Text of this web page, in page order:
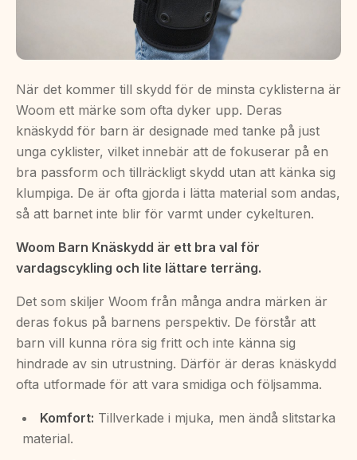
När det kommer till skydd för de minsta cyklisterna är
Woom ett märke som ofta dyker upp. Deras
knäskydd för barn är designade med tanke på just
unga cyklister, vilket innebär att de fokuserar på en
bra passform och tillräckligt skydd utan att känka sig
klumpiga. De är ofta gjorda i lätta material som andas,
så att barnet inte blir för varmt under cykelturen.
Woom Barn Knäskydd är ett bra val för
vardagscykling och lite lättare terräng.
Det som skiljer Woom från många andra märken är
deras fokus på barnens perspektiv. De förstår att
barn vill kunna röra sig fritt och inte känna sig
hindrade av sin utrustning. Därför är deras knäskydd
ofta utformade för att vara smidiga och följsamma.
Komfort: Tillverkade i mjuka, men ändå slitstarka
material.